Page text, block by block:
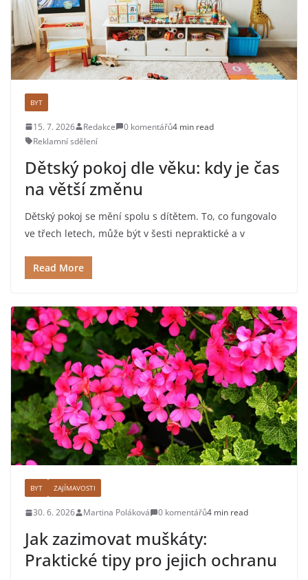
BYT
15. 7. 2026 Redakce 0 komentářů4 min read
Reklamní sdělení
Dětský pokoj dle věku: kdy je čas
na větší změnu
Dětský pokoj se mění spolu s dítětem. To, co fungovalo
ve třech letech, může být v šesti nepraktické a v
Read More
BYT ZAJÍMAVOSTI
30. 6. 2026 Martina Poláková 0 komentářů4 min read
Jak zazimovat muškáty:
Praktické tipy pro jejich ochranu